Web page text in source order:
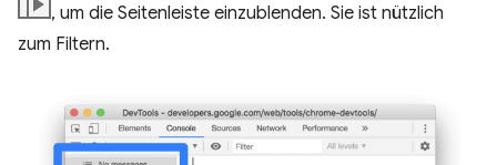
, um die Seitenleiste einzublenden. Sie ist nützlich
zum Filtern.